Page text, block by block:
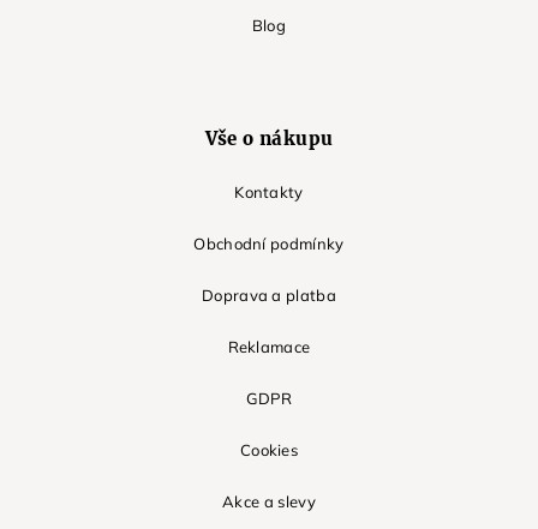
Blog
Vše o nákupu
Kontakty
Obchodní podmínky
Doprava a platba
Reklamace
GDPR
Cookies
Akce a slevy